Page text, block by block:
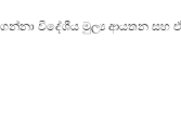
ගන්නා විදේශීය මුල්‍ය ආයතන